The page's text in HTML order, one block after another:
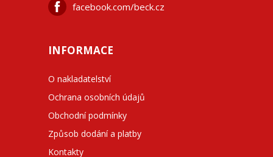
facebook.com/beck.cz
INFORMACE
O nakladatelství
Ochrana osobních údajů
Obchodní podmínky
Způsob dodání a platby
Kontakty